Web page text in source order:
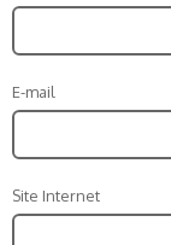
E-mail
Site Internet